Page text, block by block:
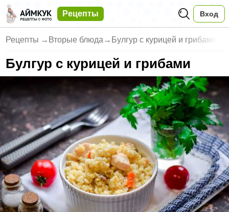
Рецепты Вход
Рецепты → Вторые блюда → Булгур с курицей и грибами
Булгур с курицей и грибами